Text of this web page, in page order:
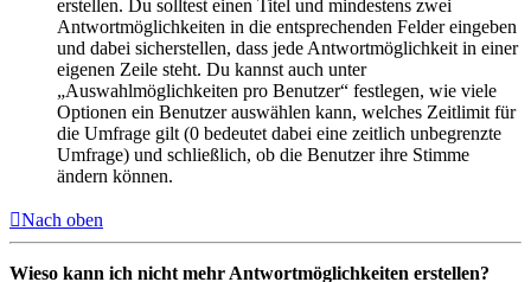
erstellen. Du solltest einen Titel und mindestens zwei
Antwortmöglichkeiten in die entsprechenden Felder eingeben
und dabei sicherstellen, dass jede Antwortmöglichkeit in einer
eigenen Zeile steht. Du kannst auch unter
„Auswahlmöglichkeiten pro Benutzer“ festlegen, wie viele
Optionen ein Benutzer auswählen kann, welches Zeitlimit für
die Umfrage gilt (0 bedeutet dabei eine zeitlich unbegrenzte
Umfrage) und schließlich, ob die Benutzer ihre Stimme
ändern können.
Nach oben
Wieso kann ich nicht mehr Antwortmöglichkeiten erstellen?